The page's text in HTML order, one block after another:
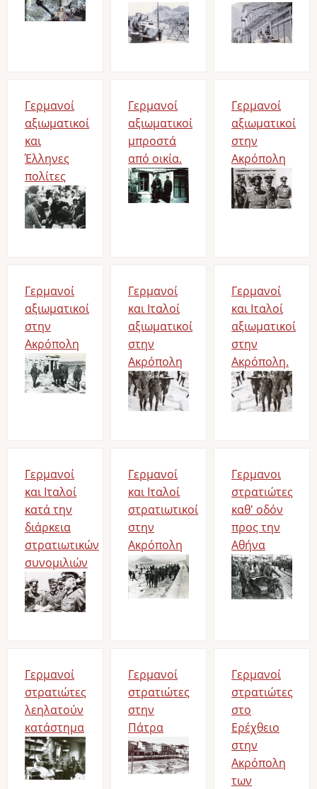
Image
Image
Γερμανοί
αξιωματικοί
και
Έλληνες
πολίτες
Image
Γερμανοί
αξιωματικοί
μπροστά
από οικία.
Image
Γερμανοί
αξιωματικοί
στην
Ακρόπολη
Image
Γερμανοί
αξιωματικοί
στην
Ακρόπολη
Image
Γερμανοί
και Ιταλοί
αξιωματικοί
στην
Ακρόπολη
Image
Γερμανοί
και Ιταλοί
αξιωματικοί
στην
Ακρόπολη.
Image
Γερμανοί
και Ιταλοί
κατά την
διάρκεια
στρατιωτικών
συνομιλιών
Image
Γερμανοί
και Ιταλοί
στρατιωτικοί
στην
Ακρόπολη
Image
Γερμανοι
στρατιώτες
καθ' οδόν
προς την
Αθήνα
Image
Γερμανοί
στρατιώτες
λεηλατούν
κατάστημα
Image
Γερμανοί
στρατιώτες
στην
Πάτρα
Image
Γερμανοί
στρατιώτες
στο
Ερέχθειο
στην
Ακρόπολη
των